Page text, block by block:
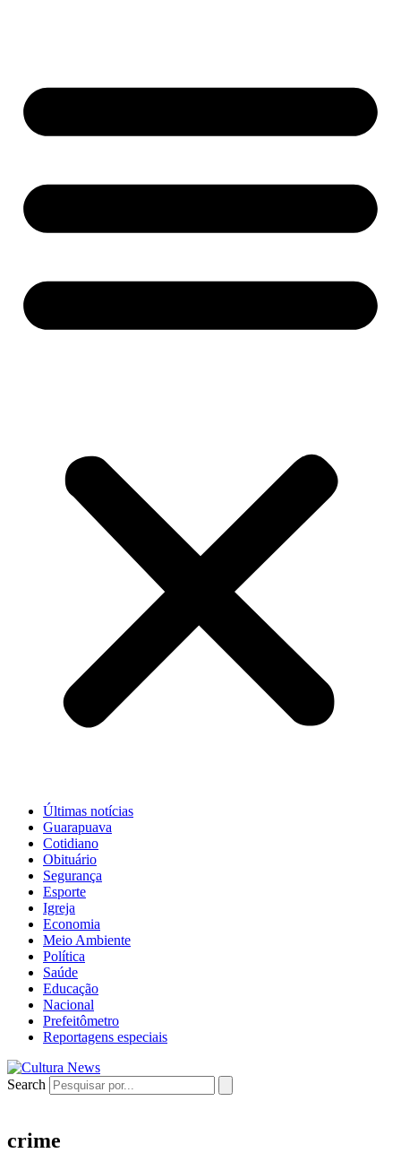
Últimas notícias
Guarapuava
Cotidiano
Obituário
Segurança
Esporte
Igreja
Economia
Meio Ambiente
Política
Saúde
Educação
Nacional
Prefeitômetro
Reportagens especiais
Search
crime